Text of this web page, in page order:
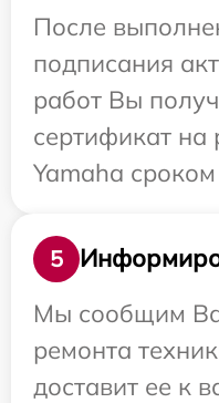
После
подписания
работ Вы
сертификат на
Yamaha
5
Мы сообщим
ремонта
доставит ее к